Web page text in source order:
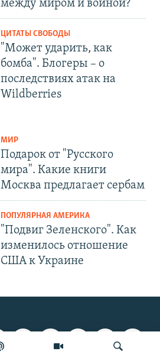
между миром и войной?
ЦИТАТЫ СВОБОДЫ
"Может ударить, как
бомба". Блогеры – о
последствиях атак на
Wildberries
МИР
Подарок от "Русского
мира". Какие книги
Москва предлагает сербам
ПОПУЛЯРНАЯ АМЕРИКА
"Подвиг Зеленского". Как
изменилось отношение
США к Украине